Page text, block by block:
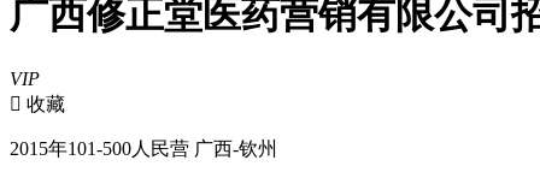
广西修正堂医药营销有限公司
VIP
 收藏
2015年101-500人 民营 广西-钦州